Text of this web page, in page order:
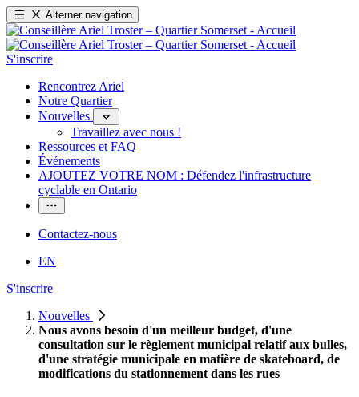
Alterner navigation
S'inscrire
Rencontrez Ariel
Notre Quartier
Nouvelles
Travaillez avec nous !
Ressources et FAQ
Événements
AJOUTEZ VOTRE NOM : Défendez l'infrastructure
cyclable en Ontario
Contactez-nous
EN
S'inscrire
Nouvelles
Nous avons besoin d'un meilleur budget, d'une
consultation sur le règlement municipal relatif aux bulles,
d'une stratégie municipale en matière de skateboard, de
modifications du stationnement dans les rues